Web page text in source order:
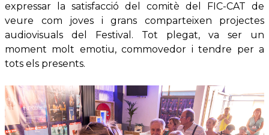
expressar la satisfacció del comitè del FIC-CAT de
veure com joves i grans comparteixen projectes
audiovisuals del Festival. Tot plegat, va ser un
moment molt emotiu, commovedor i tendre per a
tots els presents.